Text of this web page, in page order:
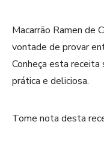
Macarrão Ramen de
vontade de provar
Conheça esta receita
prática e deliciosa.
Tome nota desta